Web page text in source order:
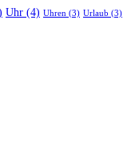
Uhr (4) Uhren (3) Urlaub (3)